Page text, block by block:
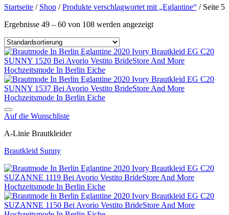
Startseite / Shop / Produkte verschlagwortet mit „Eglantine“ /Seite 5
Ergebnisse 49 – 60 von 108 werden angezeigt
Auf die Wunschliste
A-Linie Brautkleider
Brautkleid Sunny